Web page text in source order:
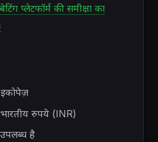
प्लेटफॉर्म की समीक्षा का
इकोपेज़
भारतीय रुपये (INR)
उपलब्ध है